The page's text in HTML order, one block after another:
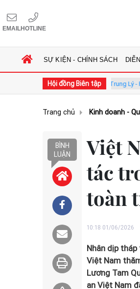
EMAILHOTLINE
SỰ KIỆN - CHÍNH SÁCH
Hội đồng Biên tập
GS.TS. Phan Trung Lý - Phó Chủ tịch Hội
Trang chủ Kinh doanh -
BÌNH
LUẬN
Việt
tác
toàn
10:18 01/06/2026
Nhân dịp
Việt Nam
Lương Tam
an Việt Nam